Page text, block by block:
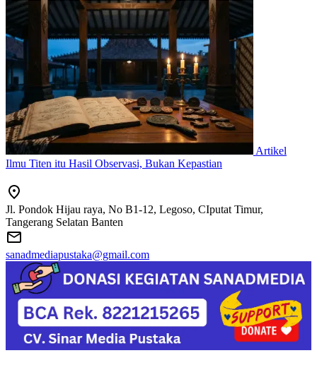
Artikel
Ilmu Titen itu Hasil Observasi, Bukan Kepastian
Jl. Pondok Hijau raya, No B1-12, Legoso, CIputat Timur,
Tangerang Selatan Banten
sanadmediapustaka@gmail.com